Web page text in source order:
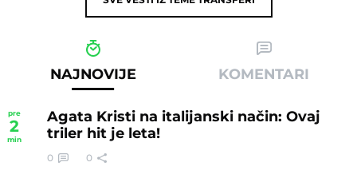
NAJNOVIJE KOMENTARI
pre
2
min
Agata Kristi na italijanski način: Ovaj
triler hit je leta!
0 0